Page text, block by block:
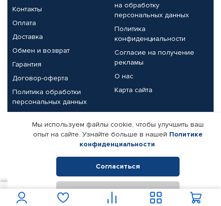
Контакты
Оплата
Доставка
Обмен и возврат
Гарантия
Договор-оферта
Политика обработки
персональных данных
на обработку
персональных данных
Политика
конфиденциальности
Согласие на получение
рекламы
О нас
Карта сайта
Партнерам
Корпоративным клиентам
Поставщикам
Реквизиты компании
© КАМАЗ ЦЕНТР ДОНЕЦК, 2015-2026. Все права защищены.
Интернет-магазин автомобильных товаров Автопрофи.
Мы используем файлы cookie, чтобы улучшить ваш
опыт на сайте. Узнайте больше в нашей Политике
конфиденциальности.
Согласиться
Отклонить
В корзину